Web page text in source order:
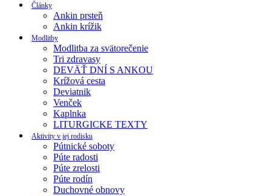
Články
Ankin prsteň
Ankin krížik
Modlitby
Modlitba za svätorečenie
Tri zdravasy
DEVÄŤ DNÍ S ANKOU
Krížová cesta
Deviatnik
Venček
Kaplnka
LITURGICKE TEXTY
Aktivity v jej rodisku
Pútnické soboty
Púte radosti
Púte zrelosti
Púte rodín
Duchovné obnovy